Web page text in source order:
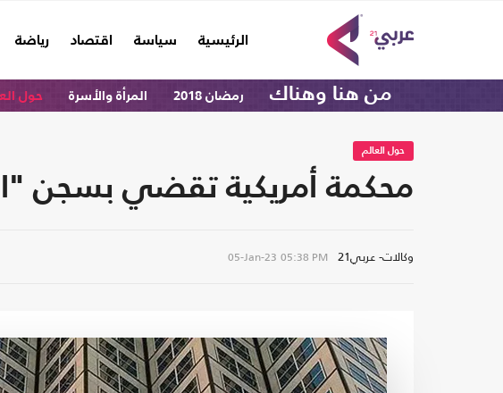
الرئيسية
(current) سياسة اقتصاد رياضة
من هنا وهناك رمضان 2018 المرأة والأسرة حول
حول العالم
محكمة أمريكية تقضي بسجن
وكالات- عربي21 05-Jan-23 05:38 PM